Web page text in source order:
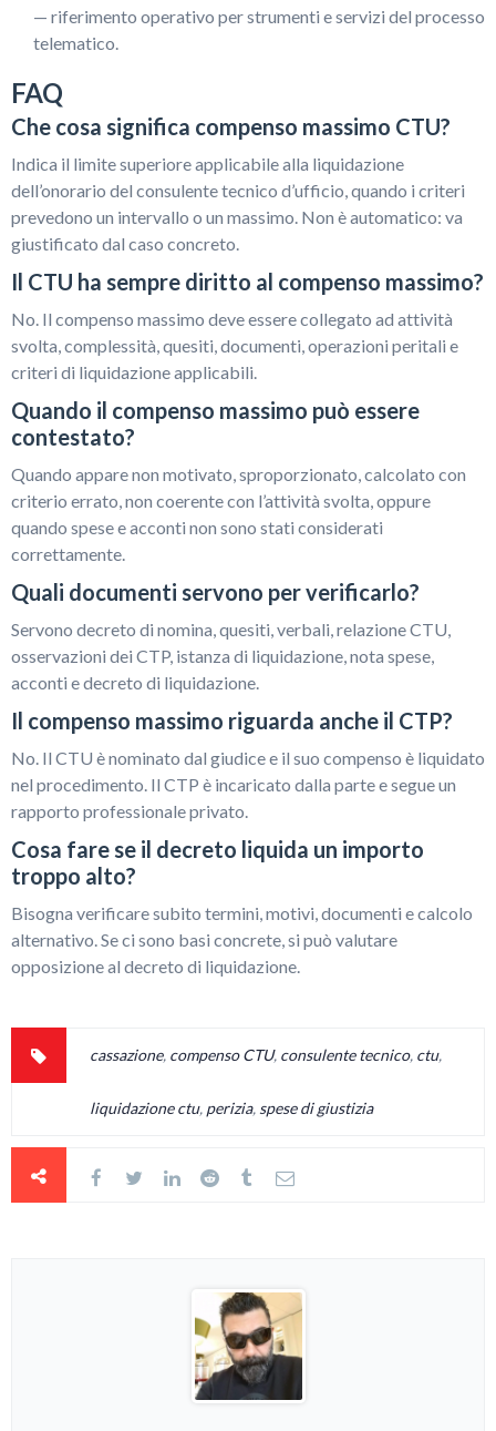
— riferimento operativo per strumenti e servizi del processo
telematico.
FAQ
Che cosa significa compenso massimo CTU?
Indica il limite superiore applicabile alla liquidazione
dell’onorario del consulente tecnico d’ufficio, quando i criteri
prevedono un intervallo o un massimo. Non è automatico: va
giustificato dal caso concreto.
Il CTU ha sempre diritto al compenso massimo?
No. Il compenso massimo deve essere collegato ad attività
svolta, complessità, quesiti, documenti, operazioni peritali e
criteri di liquidazione applicabili.
Quando il compenso massimo può essere
contestato?
Quando appare non motivato, sproporzionato, calcolato con
criterio errato, non coerente con l’attività svolta, oppure
quando spese e acconti non sono stati considerati
correttamente.
Quali documenti servono per verificarlo?
Servono decreto di nomina, quesiti, verbali, relazione CTU,
osservazioni dei CTP, istanza di liquidazione, nota spese,
acconti e decreto di liquidazione.
Il compenso massimo riguarda anche il CTP?
No. Il CTU è nominato dal giudice e il suo compenso è liquidato
nel procedimento. Il CTP è incaricato dalla parte e segue un
rapporto professionale privato.
Cosa fare se il decreto liquida un importo
troppo alto?
Bisogna verificare subito termini, motivi, documenti e calcolo
alternativo. Se ci sono basi concrete, si può valutare
opposizione al decreto di liquidazione.
cassazione, compenso CTU, consulente tecnico, ctu,
liquidazione ctu, perizia, spese di giustizia